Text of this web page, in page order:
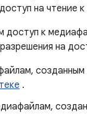
на чтение
к
на
.